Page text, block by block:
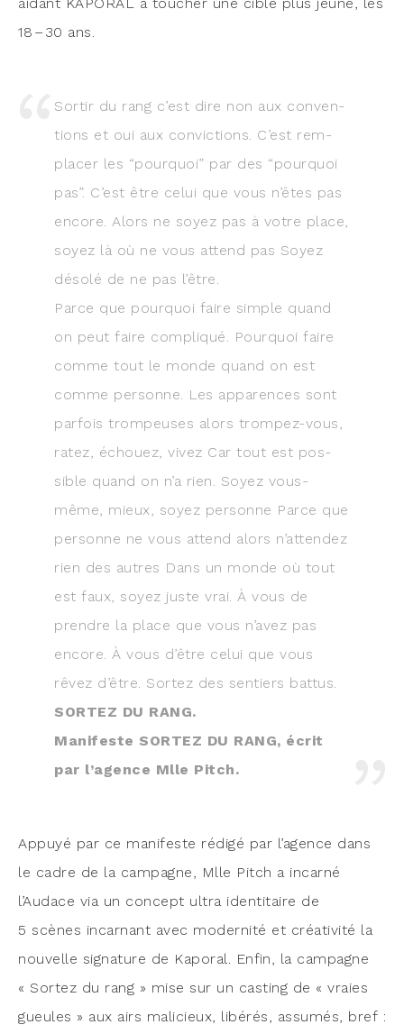
18 – 30 ans.
Sor­tir du rang c’est dire non aux conven­
tions et oui aux convic­tions. C’est rem­
pla­cer les “pour­quoi” par des “pour­quoi
pas”. C’est être celui que vous n’êtes pas
encore. Alors ne soyez pas à votre place,
soyez là où ne vous attend pas Soyez
déso­lé de ne pas l’être.
Parce que pour­quoi faire simple quand
on peut faire com­pli­qué. Pour­quoi faire
comme tout le monde quand on est
comme per­sonne. Les appa­rences sont
par­fois trom­peuses alors trom­pez-vous,
ratez, échouez, vivez Car tout est pos­
sible quand on n’a rien. Soyez vous-
même, mieux, soyez per­sonne Parce que
per­sonne ne vous attend alors n’attendez
rien des autres Dans un monde où tout
est faux, soyez juste vrai. À vous de
prendre la place que vous n’avez pas
encore. À vous d’être celui que vous
rêvez d’être. Sor­tez des sen­tiers bat­tus.
SORTEZ DU RANG.
Mani­feste SORTEZ DU RANG, écrit
par l’agence Mlle Pitch.
Appuyé par ce mani­feste rédi­gé par l’agence dans
le cadre de la cam­pagne, Mlle Pitch a incar­né
l’Audace via un concept ultra iden­ti­taire de
5 scènes incar­nant avec moder­ni­té et créa­ti­vi­té la
nou­velle signa­ture de Kapo­ral. Enfin, la cam­pagne
« Sor­tez du rang » mise sur un cas­ting de « vraies
gueules » aux airs mali­cieux, libé­rés, assu­més, bref :